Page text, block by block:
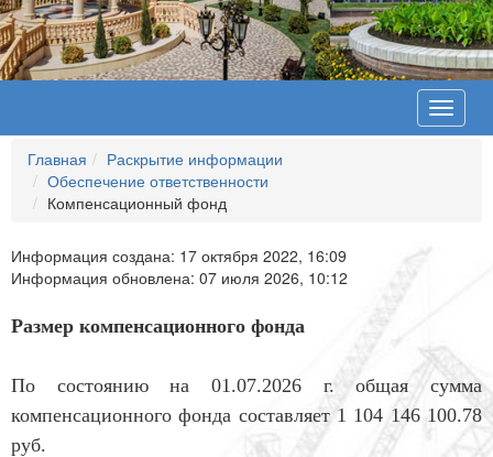
Toggle
Главная
Раскрытие информации
Обеспечение ответственности
Компенсационный фонд
Информация создана: 17 октября 2022, 16:09
Информация обновлена: 07 июля 2026, 10:12
Размер компенсационного фонда
По состоянию на 01.07.2026 г. общая сумма
компенсационного фонда составляет 1 104 146 100.78
руб.